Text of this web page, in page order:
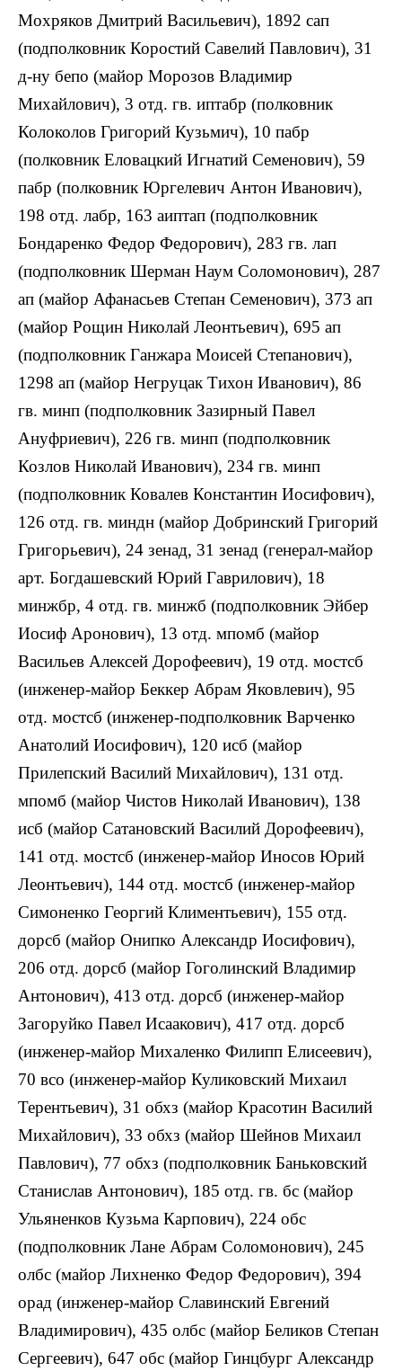
Мохряков Дмитрий Васильевич), 1892 сап
(подполковник Коростий Савелий Павлович), 31
д-ну бепо (майор Морозов Владимир
Михайлович), 3 отд. гв. иптабр (полковник
Колоколов Григорий Кузьмич), 10 пабр
(полковник Еловацкий Игнатий Семенович), 59
пабр (полковник Юргелевич Антон Иванович),
198 отд. лабр, 163 аиптап (подполковник
Бондаренко Федор Федорович), 283 гв. лап
(подполковник Шерман Наум Соломонович), 287
ап (майор Афанасьев Степан Семенович), 373 ап
(майор Рощин Николай Леонтьевич), 695 ап
(подполковник Ганжара Моисей Степанович),
1298 ап (майор Негруцак Тихон Иванович), 86
гв. минп (подполковник Зазирный Павел
Ануфриевич), 226 гв. минп (подполковник
Козлов Николай Иванович), 234 гв. минп
(подполковник Ковалев Константин Иосифович),
126 отд. гв. миндн (майор Добринский Григорий
Григорьевич), 24 зенад, 31 зенад (генерал-майор
арт. Богдашевский Юрий Гаврилович), 18
минжбр, 4 отд. гв. минжб (подполковник Эйбер
Иосиф Аронович), 13 отд. мпомб (майор
Васильев Алексей Дорофеевич), 19 отд. мостсб
(инженер-майор Беккер Абрам Яковлевич), 95
отд. мостсб (инженер-подполковник Варченко
Анатолий Иосифович), 120 исб (майор
Прилепский Василий Михайлович), 131 отд.
мпомб (майор Чистов Николай Иванович), 138
исб (майор Сатановский Василий Дорофеевич),
141 отд. мостсб (инженер-майор Иносов Юрий
Леонтьевич), 144 отд. мостсб (инженер-майор
Симоненко Георгий Климентьевич), 155 отд.
дорсб (майор Онипко Александр Иосифович),
206 отд. дорсб (майор Гоголинский Владимир
Антонович), 413 отд. дорсб (инженер-майор
Загоруйко Павел Исаакович), 417 отд. дорсб
(инженер-майор Михаленко Филипп Елисеевич),
70 всо (инженер-майор Куликовский Михаил
Терентьевич), 31 обхз (майор Красотин Василий
Михайлович), 33 обхз (майор Шейнов Михаил
Павлович), 77 обхз (подполковник Баньковский
Станислав Антонович), 185 отд. гв. бс (майор
Ульяненков Кузьма Карпович), 224 обс
(подполковник Лане Абрам Соломонович), 245
олбс (майор Лихненко Федор Федорович), 394
орад (инженер-майор Славинский Евгений
Владимирович), 435 олбс (майор Беликов Степан
Сергеевич), 647 обс (майор Гинцбург Александр